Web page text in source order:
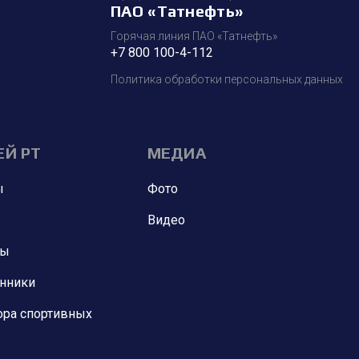
ПАО «Татнефть»
Горячая линия ПАО «Татнефть»
+7 800 100-4-112
Политика обработки персональных данных
РТ
спортивных
МЕДИА
Фото
Видео